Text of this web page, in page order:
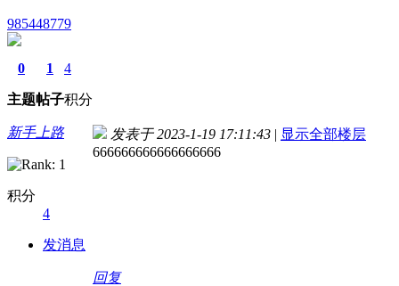
985448779
0
主题
1
帖子
4
积分
新手上路
积分
4
发消息
发表于 2023-1-19 17:11:43 | 显示全部楼层
666666666666666666
回复